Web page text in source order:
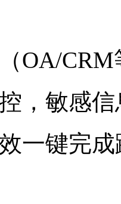
OA/CRM
，敏感
一键完成